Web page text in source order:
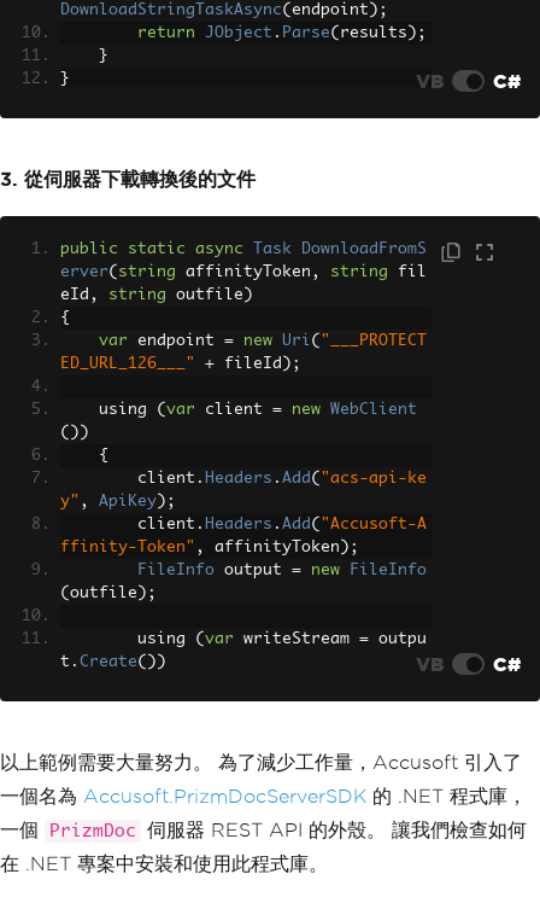
DownloadStringTaskAsync( endpoint );
return
JObject . Parse( results );
}
}
VB C#
3. 從伺服器下載轉換後的文件
public static async Task
DownloadFromS
erver( string affinityToken , string fil
eId , string outfile )
{
var endpoint = new Uri ( "___PROTECT
ED_URL_126___"
+ fileId );
    using
( var client = new
WebClient
())
{
        client
. Headers . Add ( "acs-api-ke
y" , ApiKey );
        client
. Headers . Add ( "Accusoft-A
ffinity-Token" , affinityToken );
FileInfo output = new
FileInfo
( outfile );
        using
( var writeStream = outpu
t . Create())
await writeStream. WriteAsy
nc (results, 0 , results .Length
}
}
VB C#
以上範例需要大量努力。 為了減少工作量，Accusoft 引入了
一個名為 Accusoft.PrizmDocServerSDK 的 .NET 程式庫，
一個
PrizmDoc
伺服器 REST API 的外殼。 讓我們檢查如何
在 .NET 專案中安裝和使用此程式庫。